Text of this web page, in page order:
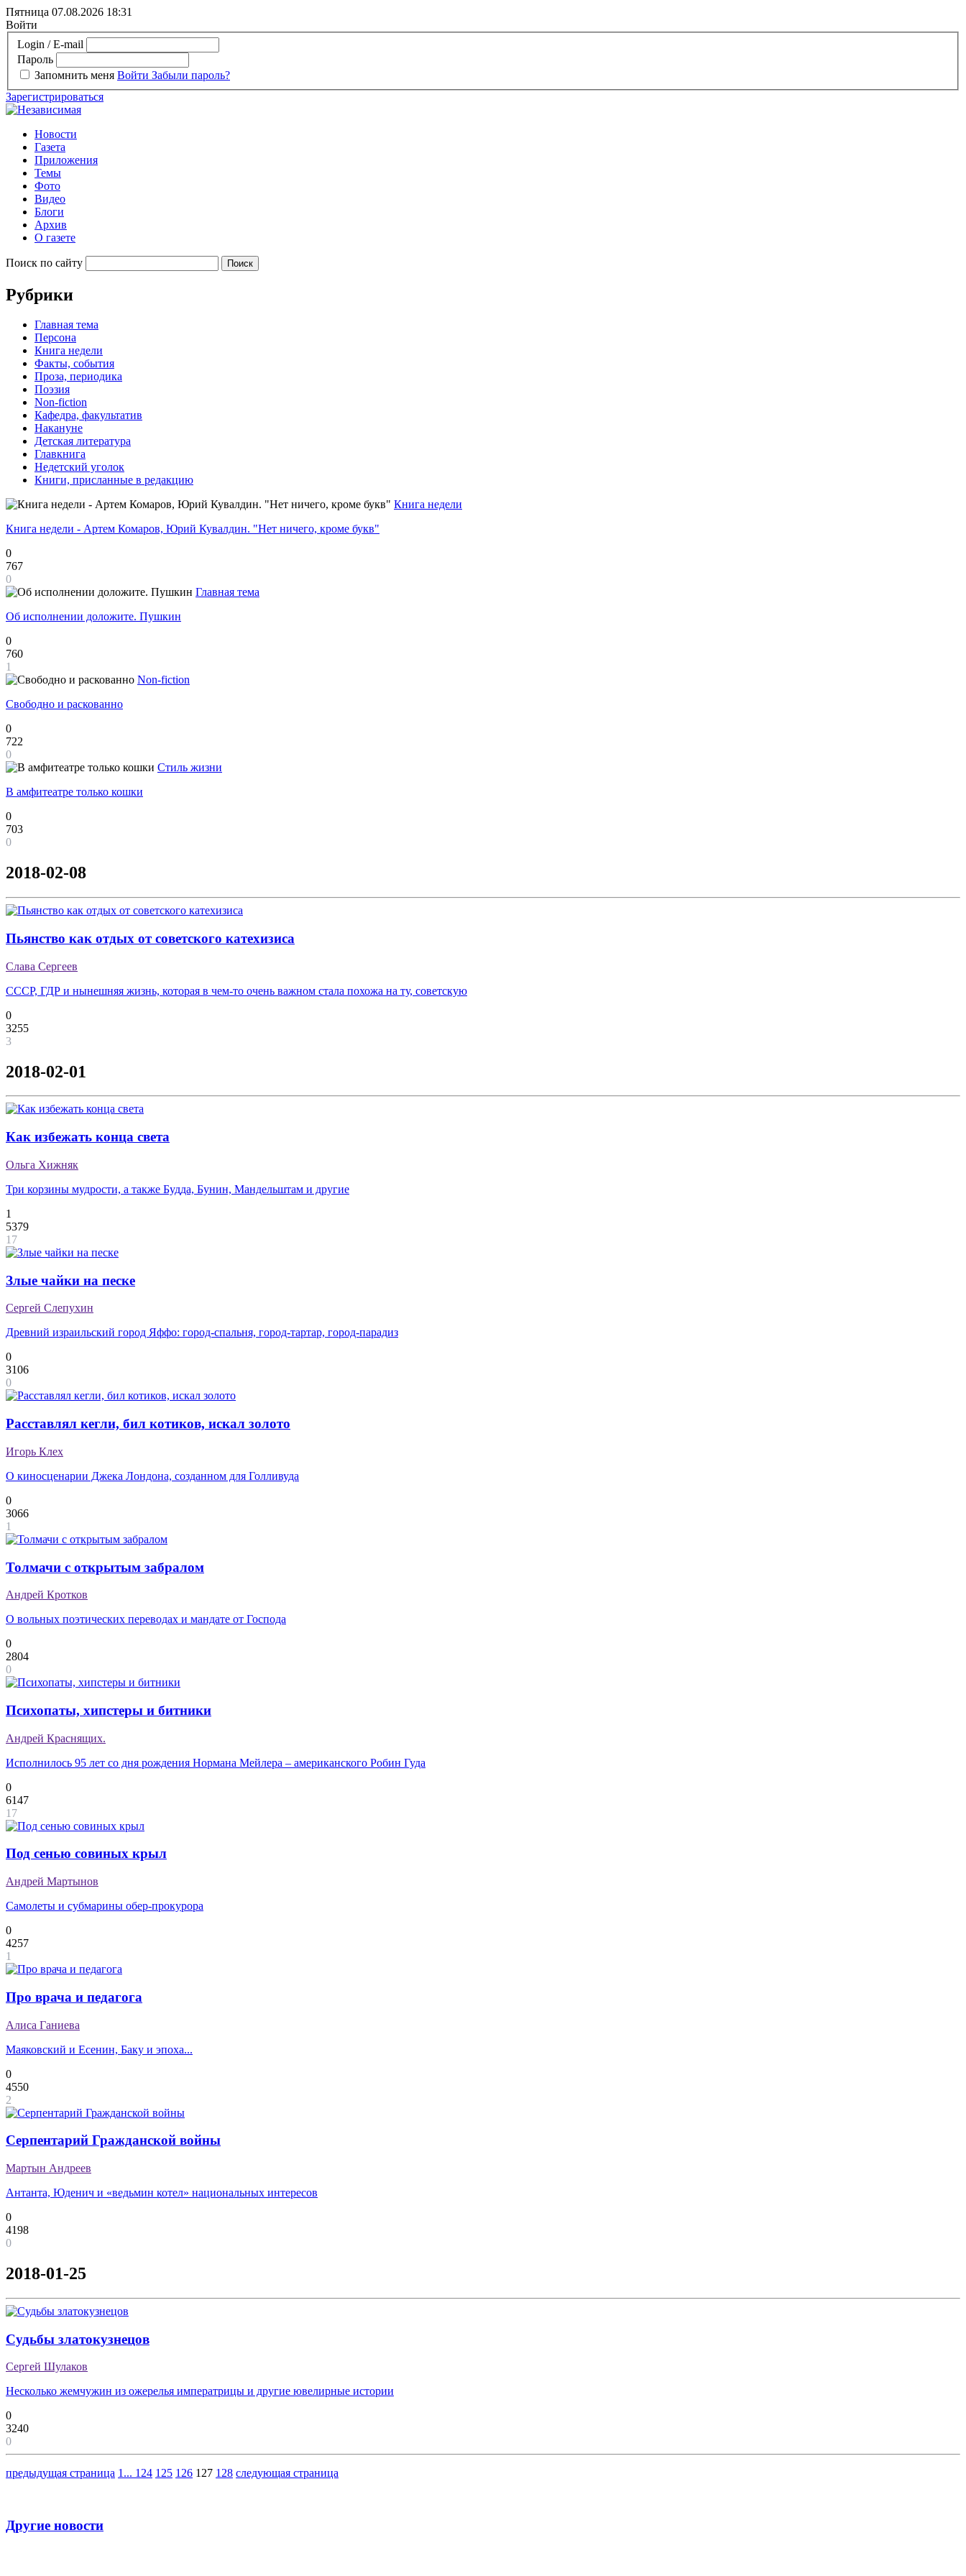
Пятница 07.08.2026 18:31
Войти
Login / E-mail
Пароль
Запомнить меня Войти Забыли пароль?
Зарегистрироваться
Новости
Газета
Приложения
Темы
Фото
Видео
Блоги
Архив
О газете
Поиск по сайту
Рубрики
Главная тема
Персона
Книга недели
Факты, события
Проза, периодика
Поэзия
Non-fiction
Кафедра, факультатив
Накануне
Детская литература
Главкнига
Недетский уголок
Книги, присланные в редакцию
Книга недели
Книга недели - Артем Комаров, Юрий Кувалдин. "Нет ничего, кроме букв"
0
767
0
Главная тема
Об исполнении доложите. Пушкин
0
760
1
Non-fiction
Свободно и раскованно
0
722
0
Стиль жизни
В амфитеатре только кошки
0
703
0
2018-02-08
Пьянство как отдых от советского катехизиса
Слава Сергеев
СССР, ГДР и нынешняя жизнь, которая в чем-то очень важном стала похожа на ту, советскую
0
3255
3
2018-02-01
Как избежать конца света
Ольга Хижняк
Три корзины мудрости, а также Будда, Бунин, Мандельштам и другие
1
5379
17
Злые чайки на песке
Сергей Слепухин
Древний израильский город Яффо: город-спальня, город-тартар, город-парадиз
0
3106
0
Расставлял кегли, бил котиков, искал золото
Игорь Клех
О киносценарии Джека Лондона, созданном для Голливуда
0
3066
1
Толмачи с открытым забралом
Андрей Кротков
О вольных поэтических переводах и мандате от Господа
0
2804
0
Психопаты, хипстеры и битники
Андрей Краснящих.
Исполнилось 95 лет со дня рождения Нормана Мейлера – американского Робин Гуда
0
6147
17
Под сенью совиных крыл
Андрей Мартынов
Самолеты и субмарины обер-прокурора
0
4257
1
Про врача и педагога
Алиса Ганиева
Маяковский и Есенин, Баку и эпоха...
0
4550
2
Серпентарий Гражданской войны
Мартын Андреев
Антанта, Юденич и «ведьмин котел» национальных интересов
0
4198
0
2018-01-25
Судьбы златокузнецов
Сергей Шулаков
Несколько жемчужин из ожерелья императрицы и другие ювелирные истории
0
3240
0
предыдущая страница 1 ... 124 125 126 127 128 следующая страница
Другие новости